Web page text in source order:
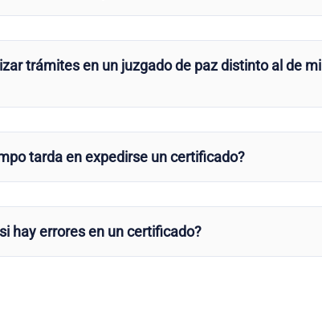
trámites en un juzgado de paz distinto al de mi
tarda en expedirse un certificado?
hay errores en un certificado?